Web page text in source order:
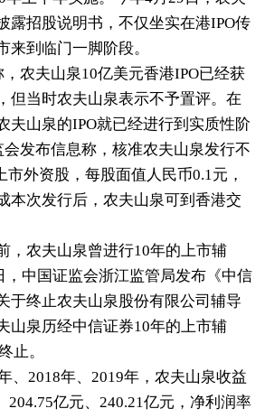
露招股说明书，不仅坐实在港IPO传
来到临门一脚阶段。
农夫山泉10亿美元香港IPO已经获
但当时农夫山泉表示不予置评。在
夫山泉的IPO就已经进行到实质性阶
发布信息称，核准农夫山泉发行不
市外资股，每股面值人民币0.1元，
本次发行后，农夫山泉可到香港交
，农夫山泉曾进行10年的上市辅
，中国证监会浙江监管局发布《中信
于终止农夫山泉股份有限公司辅导
山泉历经中信证券10年的上市辅
止。
、2018年、2019年，农夫山泉收益
204.75亿元、240.21亿元，净利润率